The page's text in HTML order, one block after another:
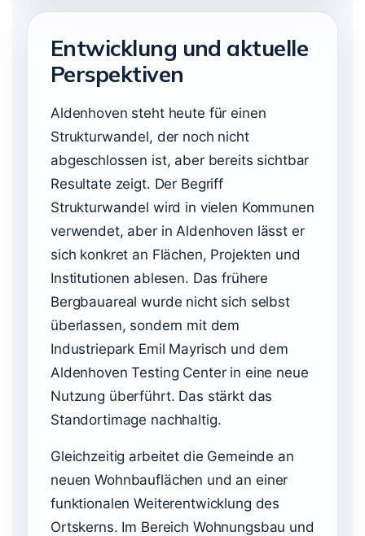
Entwicklung und aktuelle
Perspektiven
Aldenhoven steht heute für einen
Strukturwandel, der noch nicht
abgeschlossen ist, aber bereits sichtbar
Resultate zeigt. Der Begriff
Strukturwandel wird in vielen Kommunen
verwendet, aber in Aldenhoven lässt er
sich konkret an Flächen, Projekten und
Institutionen ablesen. Das frühere
Bergbauareal wurde nicht sich selbst
überlassen, sondern mit dem
Industriepark Emil Mayrisch und dem
Aldenhoven Testing Center in eine neue
Nutzung überführt. Das stärkt das
Standortimage nachhaltig.
Gleichzeitig arbeitet die Gemeinde an
neuen Wohnbauflächen und an einer
funktionalen Weiterentwicklung des
Ortskerns. Im Bereich Wohnungsbau und